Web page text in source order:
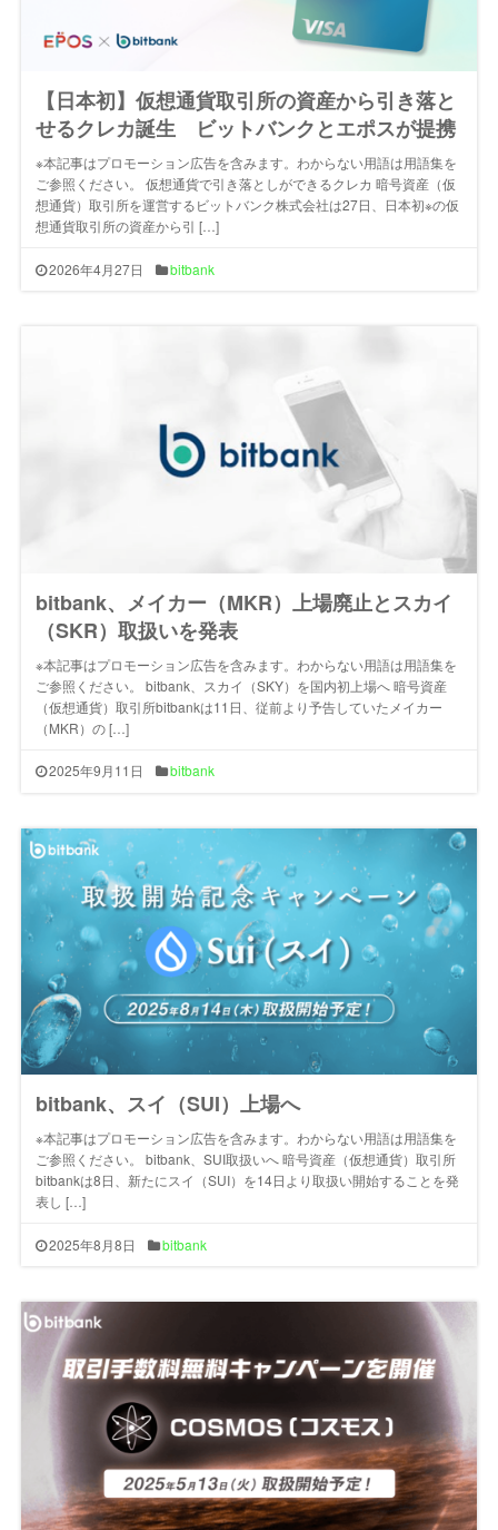
【日本初】仮想通貨取引所の資産から引き落と
せるクレカ誕生 ビットバンクとエポスが提携
※本記事はプロモーション広告を含みます。わからない用語は用語集を
ご参照ください。 仮想通貨で引き落としができるクレカ 暗号資産（仮
想通貨）取引所を運営するビットバンク株式会社は27日、日本初※の仮
想通貨取引所の資産から引 […]
2026年4月27日 bitbank
bitbank、メイカー（MKR）上場廃止とスカイ
（SKR）取扱いを発表
※本記事はプロモーション広告を含みます。わからない用語は用語集を
ご参照ください。 bitbank、スカイ（SKY）を国内初上場へ 暗号資産
（仮想通貨）取引所bitbankは11日、従前より予告していたメイカー
（MKR）の […]
2025年9月11日 bitbank
bitbank、スイ（SUI）上場へ
※本記事はプロモーション広告を含みます。わからない用語は用語集を
ご参照ください。 bitbank、SUI取扱いへ 暗号資産（仮想通貨）取引所
bitbankは8日、新たにスイ（SUI）を14日より取扱い開始することを発
表し […]
2025年8月8日 bitbank